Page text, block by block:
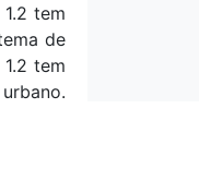
tem
de
tem